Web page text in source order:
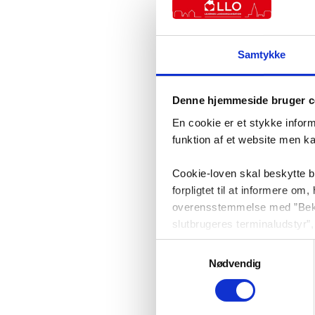
Samtykke
Denne hjemmeside bruger
En cookie er et stykke
funktion af et website men
Cookie-loven skal beskytte
forpligtet til at informere
overensstemmelse med
slutbrugeres
kommunikation.
din browser når du afslutter
Nødvendig